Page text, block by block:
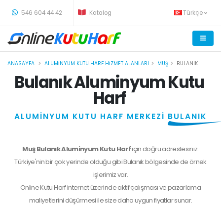
546 604 44 42 Katalog Türkçe
ANASAYFA ALUMINYUM KUTU HARF HIZMET ALANLARI MUŞ BULANIK
Bulanık Aluminyum Kutu
Harf
ALUMİNYUM KUTU HARF MERKEZİ BULANIK
Muş Bulanık Aluminyum Kutu Harfiçin doğru adrestesiniz.
Türkiye'nin bir çok yerinde olduğu gibi Bulanık bölgesinde de örnek
işlerimiz var.
Online Kutu Harf internet üzerinde aktif çalışması ve pazarlama
maliyetlerini düşürmesi ile size daha uygun fiyatlar sunar.